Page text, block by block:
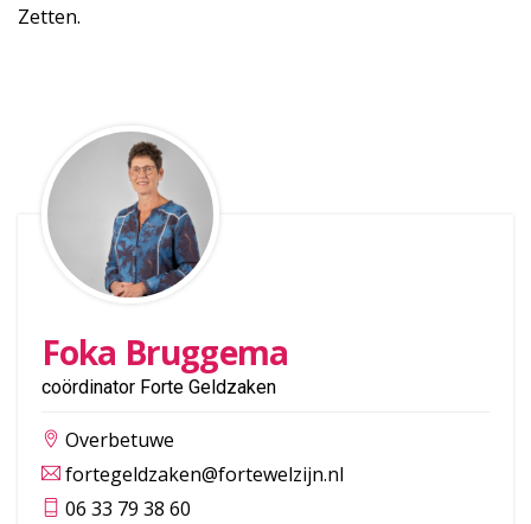
Zetten.
Foka Bruggema
coördinator Forte Geldzaken
Overbetuwe
fortegeldzaken@fortewelzijn.nl
06 33 79 38 60